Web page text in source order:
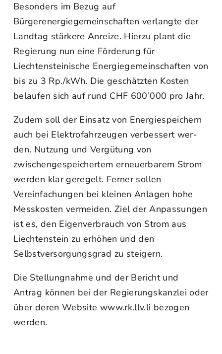
Besonders im Bezug auf
Bürgerenergiegemeinschaften verlangte der
Landtag stärkere Anreize. Hierzu plant die
Regierung nun eine Förderung für
Liechtensteinische Energiegemeinschaften von
bis zu 3 Rp./kWh. Die geschätzten Kosten
belaufen sich auf rund CHF 600’000 pro Jahr.
Zudem soll der Einsatz von Energiespeichern
auch bei Elektrofahrzeugen verbessert wer-
den. Nutzung und Vergütung von
zwischengespeichertem erneuerbarem Strom
werden klar geregelt. Ferner sollen
Vereinfachungen bei kleinen Anlagen hohe
Messkosten vermeiden. Ziel der Anpassungen
ist es, den Eigenverbrauch von Strom aus
Liechtenstein zu erhöhen und den
Selbstversorgungsgrad zu steigern.
Die Stellungnahme und der Bericht und
Antrag können bei der Regierungskanzlei oder
über deren Website www.rk.llv.li bezogen
werden.